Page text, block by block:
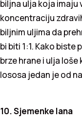
biljna ulja koja
koncentraciju
biljnim uljima da
bi biti 1:1. Kako
brze hrane i ulja
lososa jedan je od
10. Sjemenke lana